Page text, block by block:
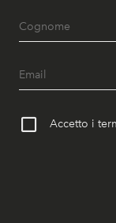
Accetto i